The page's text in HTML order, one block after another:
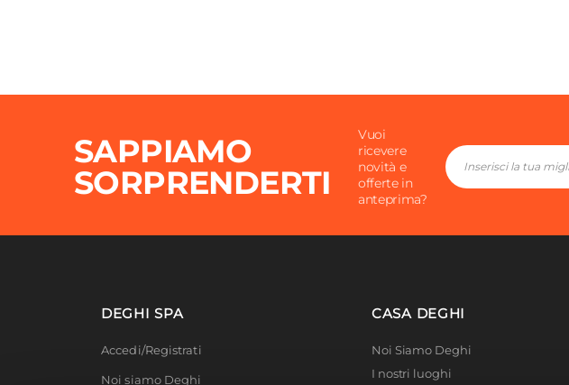
SAPPIAMO
SORPRENDERTI
Vuoi
ricevere
novità e
offerte in
anteprima?
DEGHI SPA
Accedi/Registrati
Noi siamo Deghi
CASA DEGHI
Noi Siamo Deghi
I nostri luoghi